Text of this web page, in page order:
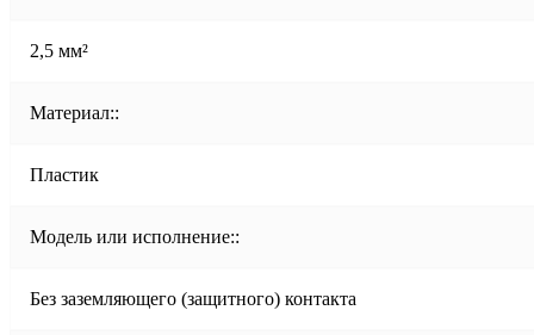
2,5 мм²
Материал::
Пластик
Модель или исполнение::
Без заземляющего (защитного) контакта